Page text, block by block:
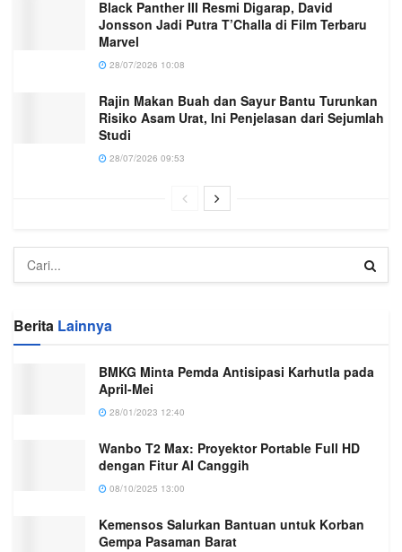
Black Panther III Resmi Digarap, David
Jonsson Jadi Putra T’Challa di Film Terbaru
Marvel
28/07/2026 10:08
Rajin Makan Buah dan Sayur Bantu Turunkan
Risiko Asam Urat, Ini Penjelasan dari Sejumlah
Studi
28/07/2026 09:53
Berita Lainnya
BMKG Minta Pemda Antisipasi Karhutla pada
April-Mei
28/01/2023 12:40
Wanbo T2 Max: Proyektor Portable Full HD
dengan Fitur AI Canggih
08/10/2025 13:00
Kemensos Salurkan Bantuan untuk Korban
Gempa Pasaman Barat